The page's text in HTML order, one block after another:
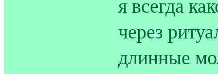
я всегда
через
длинные